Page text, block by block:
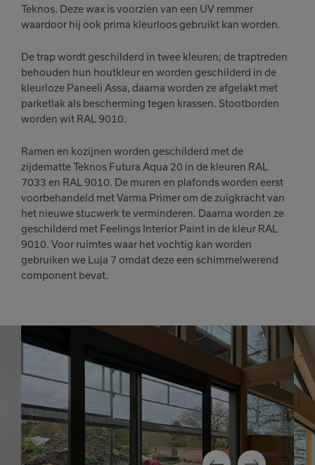
Teknos. Deze wax is voorzien van een UV remmer
waardoor hij ook prima kleurloos gebruikt kan worden.
De trap wordt geschilderd in twee kleuren; de traptreden
behouden hun houtkleur en worden geschilderd in de
kleurloze Paneeli Assa, daarna worden ze afgelakt met
parketlak als bescherming tegen krassen. Stootborden
worden wit RAL 9010.
Ramen en kozijnen worden geschilderd met de
zijdematte Teknos Futura Aqua 20 in de kleuren RAL
7033 en RAL 9010. De muren en plafonds worden eerst
voorbehandeld met Varma Primer om de zuigkracht van
het nieuwe stucwerk te verminderen. Daarna worden ze
geschilderd met Feelings Interior Paint in de kleur RAL
9010. Voor ruimtes waar het vochtig kan worden
gebruiken we Luja 7 omdat deze een schimmelwerend
component bevat.